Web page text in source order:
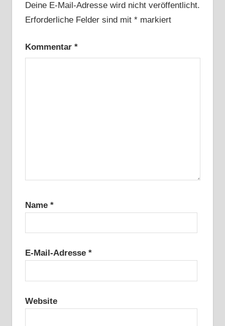
Deine E-Mail-Adresse wird nicht veröffentlicht.
Erforderliche Felder sind mit *markiert
Kommentar *
Name *
E-Mail-Adresse *
Website